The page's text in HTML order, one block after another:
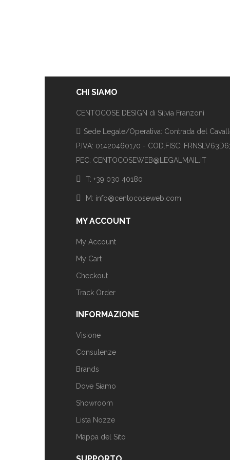
CHI SIAMO
CENTOCOSE DESIGN di Silvia Franzoni
Sede Legale/Operativa: Contrada del
P.IVA: 01420460170 - COD.FISC:
PEC: CENTOCOSEWEB@LEGALMAIL.IT
T: +39 030 40180
M: info@centocoseweb.com
MY ACCOUNT
My Account
My Cart
Checkout
Track Order
INFORMAZIONE
Visione
Consulenze
Brands
Dove Siamo
Showroom
Lista Nozze
Mappa del Sito